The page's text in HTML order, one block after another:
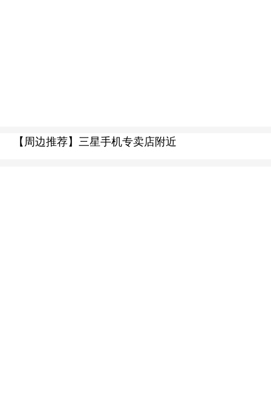
【周边推荐】三星手机专卖店附近